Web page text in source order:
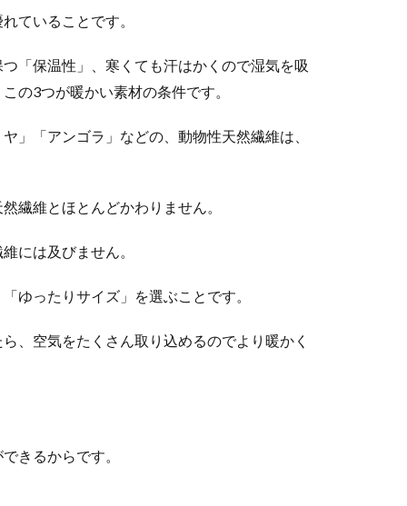
ていることです。
「保温性」、寒くても汗はかくので湿気を吸
の3つが暖かい素材の条件です。
」「アンゴラ」などの、動物性天然繊維は、
繊維とほとんどかわりません。
には及びません。
ゆったりサイズ」を選ぶことです。
、空気をたくさん取り込めるのでより暖かく
きるからです。